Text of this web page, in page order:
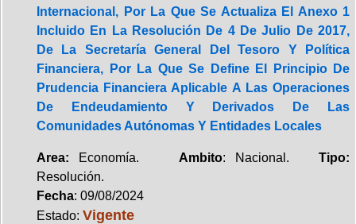
Internacional, Por La Que Se Actualiza El Anexo 1
Incluido En La Resolución De 4 De Julio De 2017,
De La Secretaría General Del Tesoro Y Política
Financiera, Por La Que Se Define El Principio De
Prudencia Financiera Aplicable A Las Operaciones
De Endeudamiento Y Derivados De Las
Comunidades Autónomas Y Entidades Locales
Area: Economía. Ambito: Nacional.Tipo:
Resolución.
Fecha: 09/08/2024
Estado: Vigente